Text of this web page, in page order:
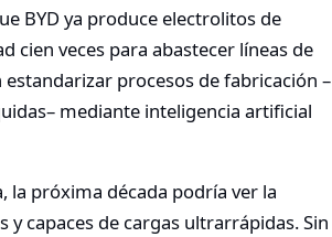
BYD ya produce electrolitos de
cien veces para abastecer líneas de
procesos de fabricación –
mediante inteligencia artificial
la próxima década podría ver la
capaces de cargas ultrarrápidas. Sin